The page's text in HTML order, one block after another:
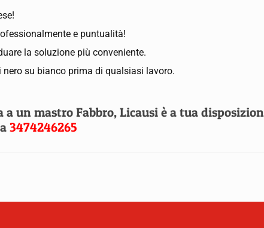
e puntualità!
la soluzione più conveniente.
su bianco prima di qualsiasi lavoro.
a un mastro Fabbro, Licausi è a tua
3474246265